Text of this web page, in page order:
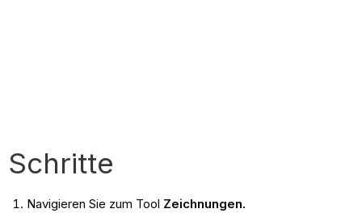
Schritte
Navigieren Sie zum Tool Zeichnungen.